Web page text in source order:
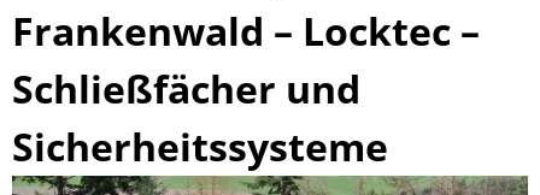
Frankenwald – Locktec –
Schließfächer und
Sicherheitssysteme